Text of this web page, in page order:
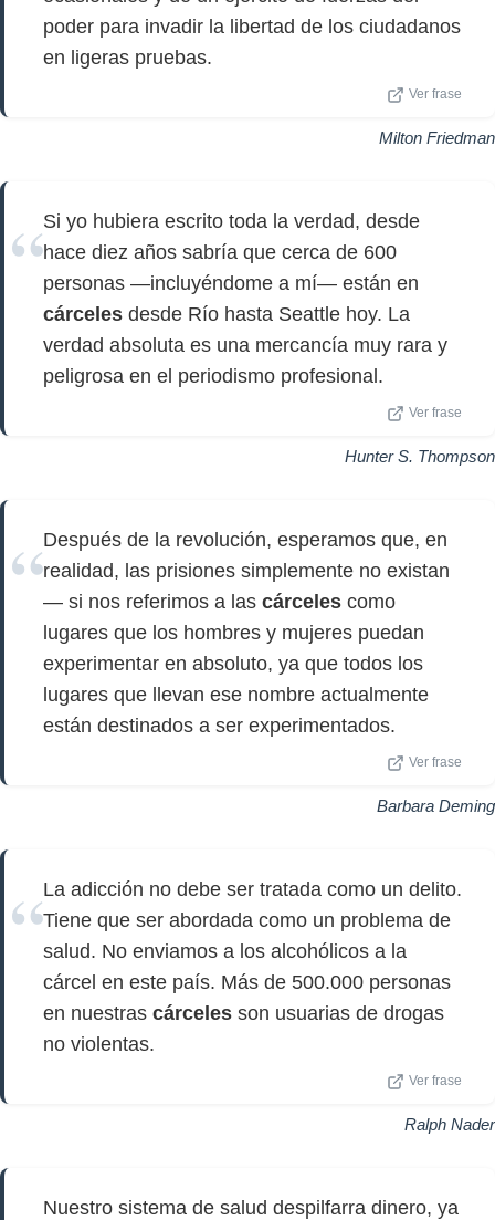
poder para invadir la libertad de los ciudadanos
en ligeras pruebas.
Ver frase
Milton Friedman
Si yo hubiera escrito toda la verdad, desde
hace diez años sabría que cerca de 600
personas —incluyéndome a mí— están en
cárceles desde Río hasta Seattle hoy. La
verdad absoluta es una mercancía muy rara y
peligrosa en el periodismo profesional.
Ver frase
Hunter S. Thompson
Después de la revolución, esperamos que, en
realidad, las prisiones simplemente no existan
— si nos referimos a las cárceles como
lugares que los hombres y mujeres puedan
experimentar en absoluto, ya que todos los
lugares que llevan ese nombre actualmente
están destinados a ser experimentados.
Ver frase
Barbara Deming
La adicción no debe ser tratada como un delito.
Tiene que ser abordada como un problema de
salud. No enviamos a los alcohólicos a la
cárcel en este país. Más de 500.000 personas
en nuestras cárceles son usuarias de drogas
no violentas.
Ver frase
Ralph Nader
Nuestro sistema de salud despilfarra dinero, ya